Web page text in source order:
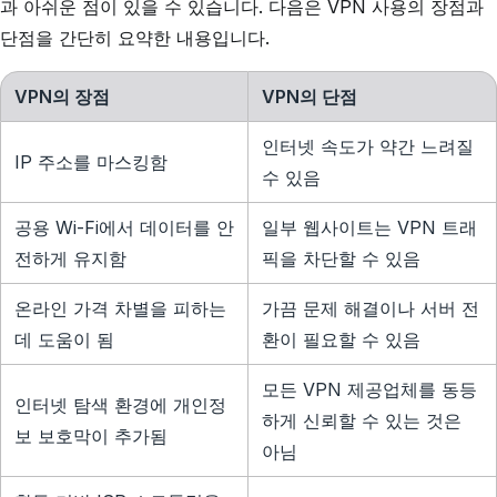
과 아쉬운 점이 있을 수 있습니다. 다음은 VPN 사용의 장점과
단점을 간단히 요약한 내용입니다.
VPN의 장점 VPN의 단점
IP 주소를 마스킹함
인터넷 속도가 약간 느려질
수 있음
공용 Wi-Fi에서 데이터를 안
전하게 유지함
일부 웹사이트는 VPN 트래
픽을 차단할 수 있음
온라인 가격 차별을 피하는
데 도움이 됨
가끔 문제 해결이나 서버 전
환이 필요할 수 있음
인터넷 탐색 환경에 개인정
보 보호막이 추가됨
모든 VPN 제공업체를 동등
하게 신뢰할 수 있는 것은
아님